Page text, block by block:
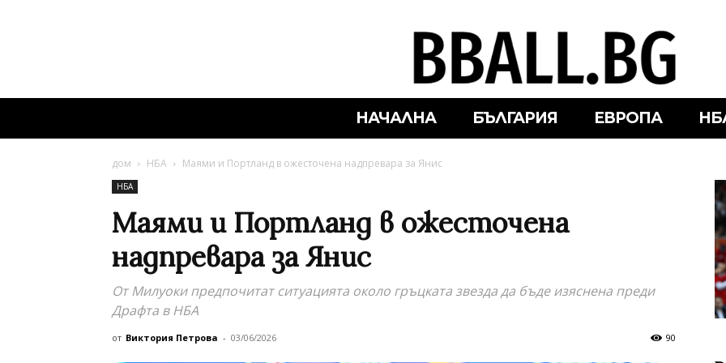
НАЧАЛНА БЪЛГАРИЯ ЕВРОПА
дом НБА Маями и Портланд в ожесточена надпревара за Янис
НБА
Маями и Портланд в ожесточена
надпревара за Янис
От Милуоки предпочитат ситуацията около гръцката звезда да бъде изяснена преди
Драфта в НБА
от Виктория Петрова - 03/06/2026 90